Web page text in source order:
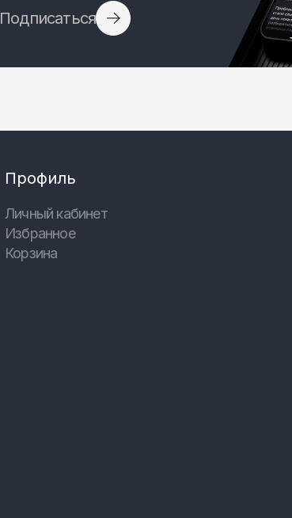
Подписаться
Профиль
Личный кабинет
Избранное
Корзина